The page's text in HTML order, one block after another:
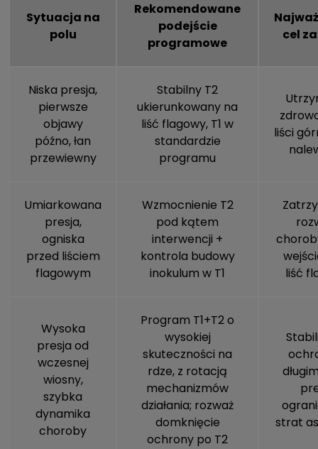
Sytuacja na
polu
Rekomendowane
podejście
programowe
cel
Niska presja,
pierwsze
objawy
późno, łan
przewiewny
Stabilny T2
ukierunkowany na
liść flagowy, T1 w
standardzie
programu
liści
Umiarkowana
presja,
ogniska
przed liściem
flagowym
Wzmocnienie T2
pod kątem
interwencji +
kontrola budowy
inokulum w T1
liść
Wysoka
presja od
wczesnej
wiosny,
szybka
dynamika
choroby
Program T1+T2 o
wysokiej
skuteczności na
rdze, z rotacją
mechanizmów
działania; rozważ
domknięcie
ochrony po T2
strat